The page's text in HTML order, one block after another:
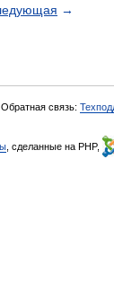
→
Обратная связь:
, сделанные на PHP,